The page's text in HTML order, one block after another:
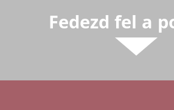
Fedezd fel a